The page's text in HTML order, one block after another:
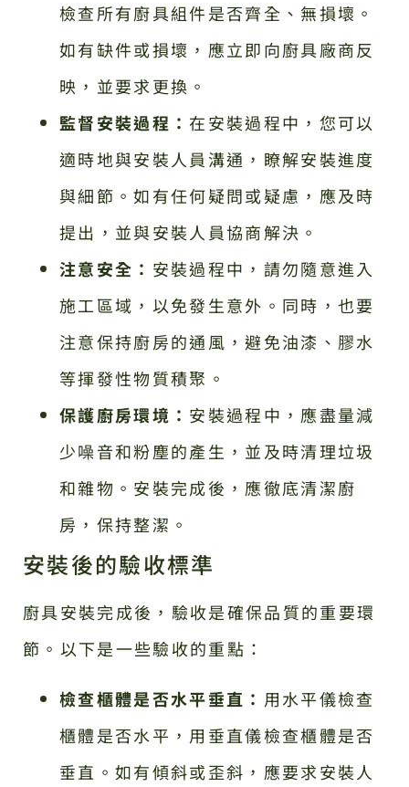
檢查所有廚具組件是否齊全、無損壞。
如有缺件或損壞，應立即向廚具廠商反
映，並要求更換。
監督安裝過程： 在安裝過程中，您可以
適時地與安裝人員溝通，瞭解安裝進度
與細節。如有任何疑問或疑慮，應及時
提出，並與安裝人員協商解決。
注意安全： 安裝過程中，請勿隨意進入
施工區域，以免發生意外。同時，也要
注意保持廚房的通風，避免油漆、膠水
等揮發性物質積聚。
保護廚房環境： 安裝過程中，應盡量減
少噪音和粉塵的產生，並及時清理垃圾
和雜物。安裝完成後，應徹底清潔廚
房，保持整潔。
安裝後的驗收標準
廚具安裝完成後，驗收是確保品質的重要環
節。以下是一些驗收的重點：
檢查櫃體是否水平垂直： 用水平儀檢查
櫃體是否水平，用垂直儀檢查櫃體是否
垂直。如有傾斜或歪斜，應要求安裝人